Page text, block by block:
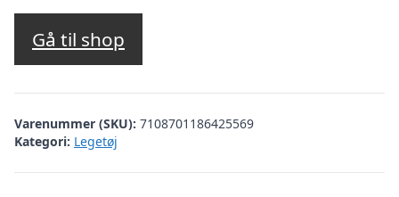
Gå til shop
Varenummer (SKU): 7108701186425569
Kategori: Legetøj